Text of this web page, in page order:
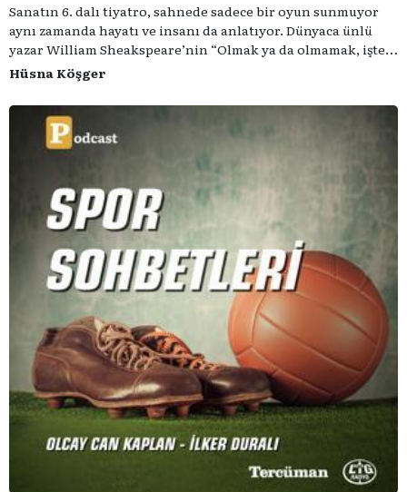
Sanatın 6. dalı tiyatro, sahnede sadece bir oyun sunmuyor
aynı zamanda hayatı ve insanı da anlatıyor. Dünyaca ünlü
yazar William Sheakspeare’nin “Olmak ya da olmamak, işte
bütün mesele bu” sözünden ilham aldığımız podcast
serimizde; tiyatroyu, alanının uzman isimleriyle
konuşuyoruz..
Hüsna Köşger